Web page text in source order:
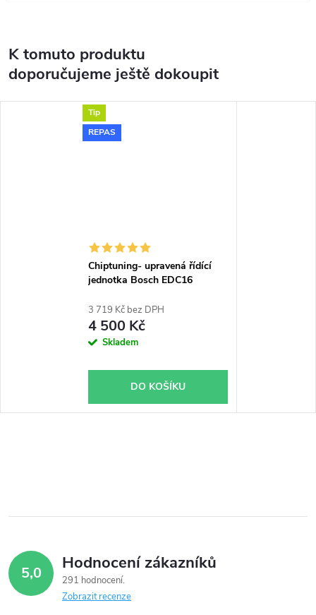
K tomuto produktu
doporučujeme ještě dokoupit
Tip
REPAS
Chiptuning- upravená řídící
jednotka Bosch EDC16
3 719 Kč bez DPH
4 500 Kč
Skladem
DO KOŠÍKU
5,0 Hodnocení zákazníků
291 hodnocení
Zobrazit recenze